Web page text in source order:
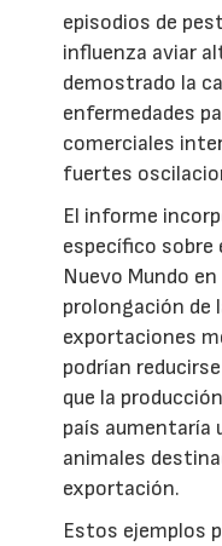
episodios de
influenza aviar
demostrado la
enfermedades
comerciales
fuertes
El informe
específico sobre
Nuevo Mundo
prolongación de
exportaciones
podrían
que la
país aumentaría
animales
exportación.
Estos ejemplos